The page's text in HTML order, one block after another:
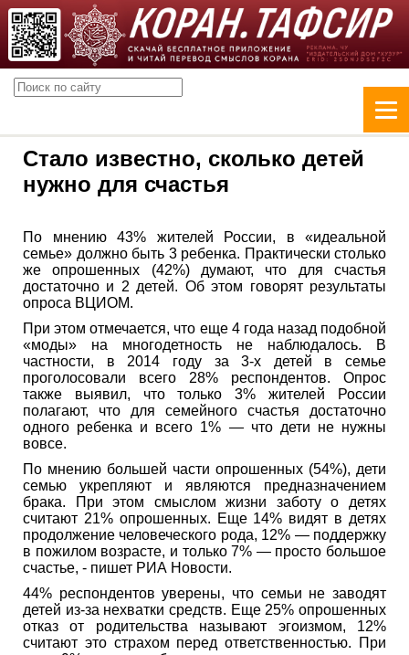
Стало известно, сколько детей
нужно для счастья
По мнению 43% жителей России, в «идеальной
семье» должно быть 3 ребенка. Практически столько
же опрошенных (42%) думают, что для счастья
достаточно и 2 детей. Об этом говорят результаты
опроса ВЦИОМ.
При этом отмечается, что еще 4 года назад подобной
«моды» на многодетность не наблюдалось. В
частности, в 2014 году за 3-х детей в семье
проголосовали всего 28% респондентов. Опрос
также выявил, что только 3% жителей России
полагают, что для семейного счастья достаточно
одного ребенка и всего 1% — что дети не нужны
вовсе.
По мнению большей части опрошенных (54%), дети
семью укрепляют и являются предназначением
брака. При этом смыслом жизни заботу о детях
считают 21% опрошенных. Еще 14% видят в детях
продолжение человеческого рода, 12% — поддержку
в пожилом возрасте, и только 7% — просто большое
счастье, - пишет РИА Новости.
44% респондентов уверены, что семьи не заводят
детей из-за нехватки средств. Еще 25% опрошенных
отказ от родительства называют эгоизмом, 12%
считают это страхом перед ответственностью. При